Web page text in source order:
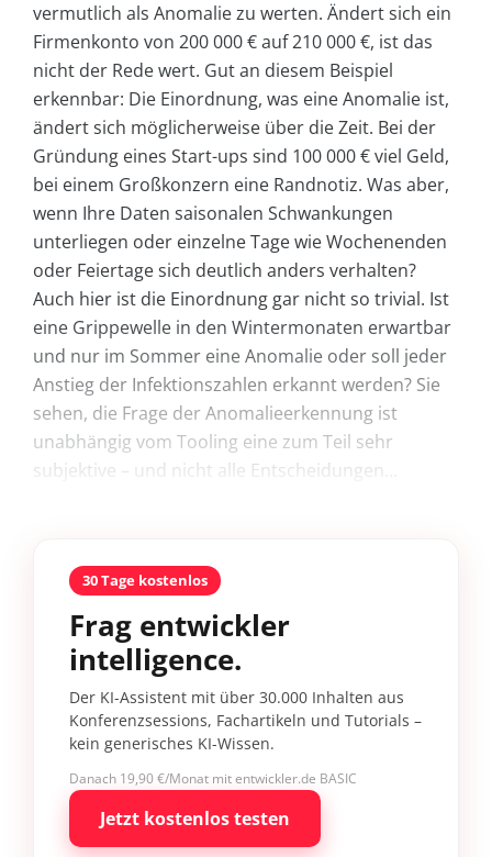
vermutlich als Anomalie zu werten. Ändert sich ein
Firmenkonto von 200 000 € auf 210 000 €, ist das
nicht der Rede wert. Gut an diesem Beispiel
erkennbar: Die Einordnung, was eine Anomalie ist,
ändert sich möglicherweise über die Zeit. Bei der
Gründung eines Start-ups sind 100 000 € viel Geld,
bei einem Großkonzern eine Randnotiz. Was aber,
wenn Ihre Daten saisonalen Schwankungen
unterliegen oder einzelne Tage wie Wochenenden
oder Feiertage sich deutlich anders verhalten?
Auch hier ist die Einordnung gar nicht so trivial. Ist
eine Grippewelle in den Wintermonaten erwartbar
und nur im Sommer eine Anomalie oder soll jeder
Anstieg der Infektionszahlen erkannt werden? Sie
sehen, die Frage der Anomalieerkennung ist
unabhängig vom Tooling eine zum Teil sehr
subjektive – und nicht alle Entscheidungen...
30 Tage kostenlos
Frag entwickler
intelligence.
Der KI-Assistent mit über 30.000 Inhalten aus
Konferenzsessions, Fachartikeln und Tutorials –
kein generisches KI-Wissen.
Danach 19,90 €/Monat mit entwickler.de BASIC
Jetzt kostenlos testen